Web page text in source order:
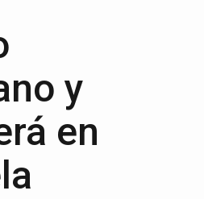
y
en